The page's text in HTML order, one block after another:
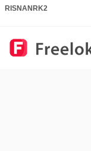
RISNANRK2